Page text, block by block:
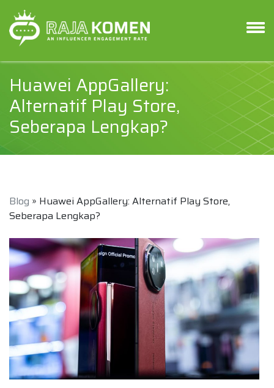
Huawei AppGallery:
Alternatif Play Store,
Seberapa Lengkap?
Blog » Huawei AppGallery: Alternatif Play Store,
Seberapa Lengkap?